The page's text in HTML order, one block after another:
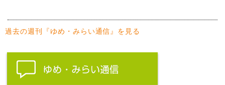
過去の週刊『ゆめ・みらい通信』を見る